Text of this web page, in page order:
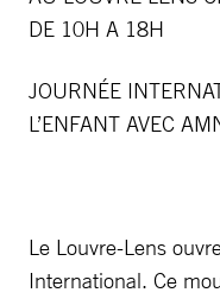
DE 10H A 18H
JOURNÉE
L’ENFANT AVEC
Le Louvre-Lens
International. Ce